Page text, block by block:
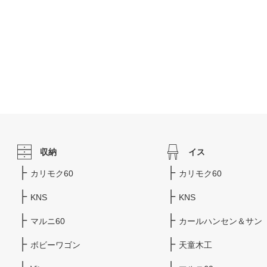
収納
カリモク60
KNS
マルニ60
ボビーワゴン
イス
カリモク60
KNS
カールハンセン＆サン
天童木工